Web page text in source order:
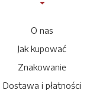
O nas
Jak kupować
Znakowanie
Dostawa i płatności